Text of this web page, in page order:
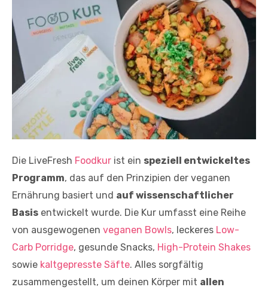
Die LiveFresh Foodkur ist ein speziell entwickeltes
Programm, das auf den Prinzipien der veganen
Ernährung basiert und auf wissenschaftlicher
Basis entwickelt wurde. Die Kur umfasst eine Reihe
von ausgewogenen veganen Bowls, leckeres Low-
Carb Porridge, gesunde Snacks, High-Protein Shakes
sowie kaltgepresste Säfte. Alles sorgfältig
zusammengestellt, um deinen Körper mit allen